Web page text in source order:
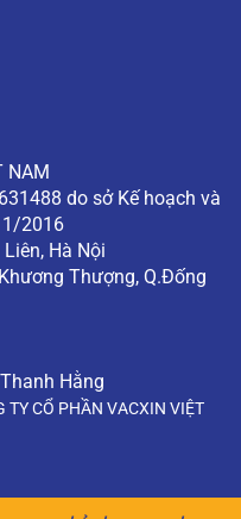
NAM
do sở Kế hoạch và
2016
Hà Nội
Thượng, Q.Đống
Hằng
TY CỔ PHẦN VACXIN VIỆT